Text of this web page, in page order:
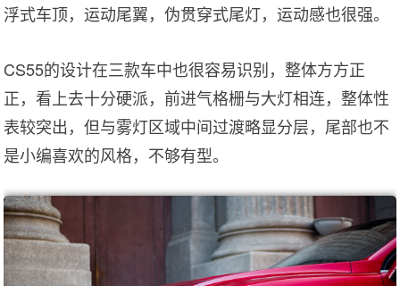
浮式车顶，运动尾翼，伪贯穿式尾灯，运动感也很强。
CS55的设计在三款车中也很容易识别，整体方方正
正，看上去十分硬派，前进气格栅与大灯相连，整体性
表较突出，但与雾灯区域中间过渡略显分层，尾部也不
是小编喜欢的风格，不够有型。